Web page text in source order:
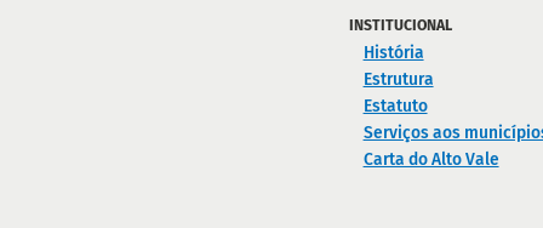
INSTITUCIONAL
História
Estrutura
Estatuto
Serviços aos
Carta do Alto Vale